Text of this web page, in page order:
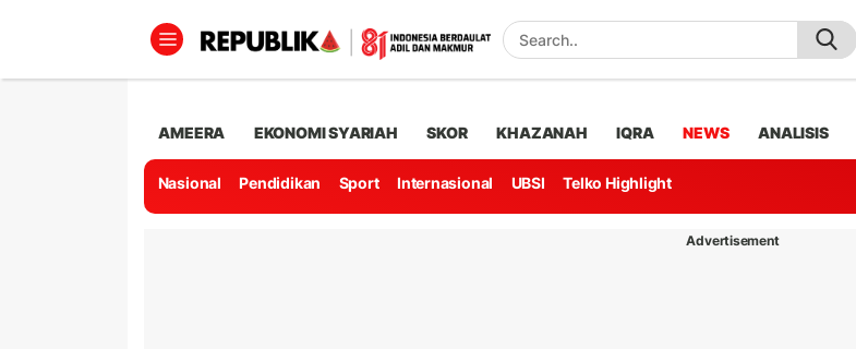
AMEERA EKONOMI SYARIAH SKOR KHAZANAH IQRA NEWS ANALISIS
Nasional Pendidikan Sport Internasional UBSI Telko Highlight
Advertisement